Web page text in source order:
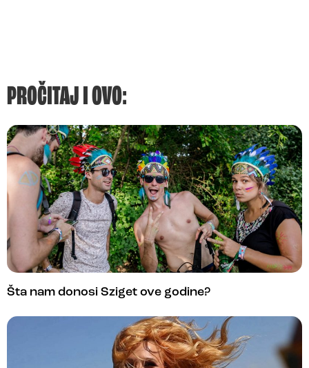
PROČITAJ I OVO:
Šta nam donosi Sziget ove godine?